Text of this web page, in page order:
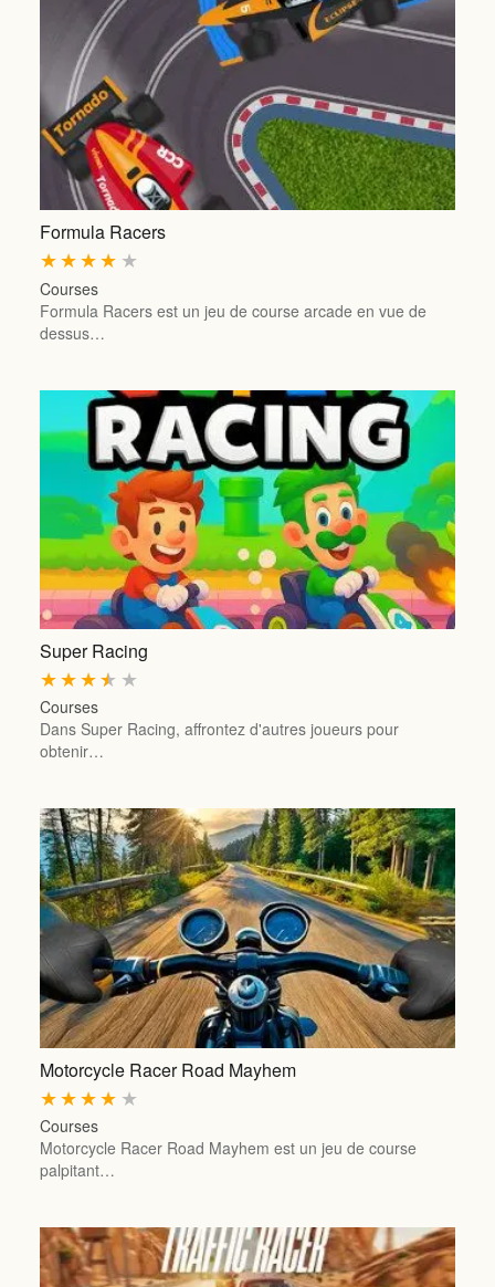
Formula Racers
★
★
★
★
★
Courses
Formula Racers est un jeu de course arcade en vue de
dessus…
Super Racing
★
★
★
★
★
Courses
Dans Super Racing, affrontez d'autres joueurs pour
obtenir…
Motorcycle Racer Road Mayhem
★
★
★
★
★
Courses
Motorcycle Racer Road Mayhem est un jeu de course
palpitant…